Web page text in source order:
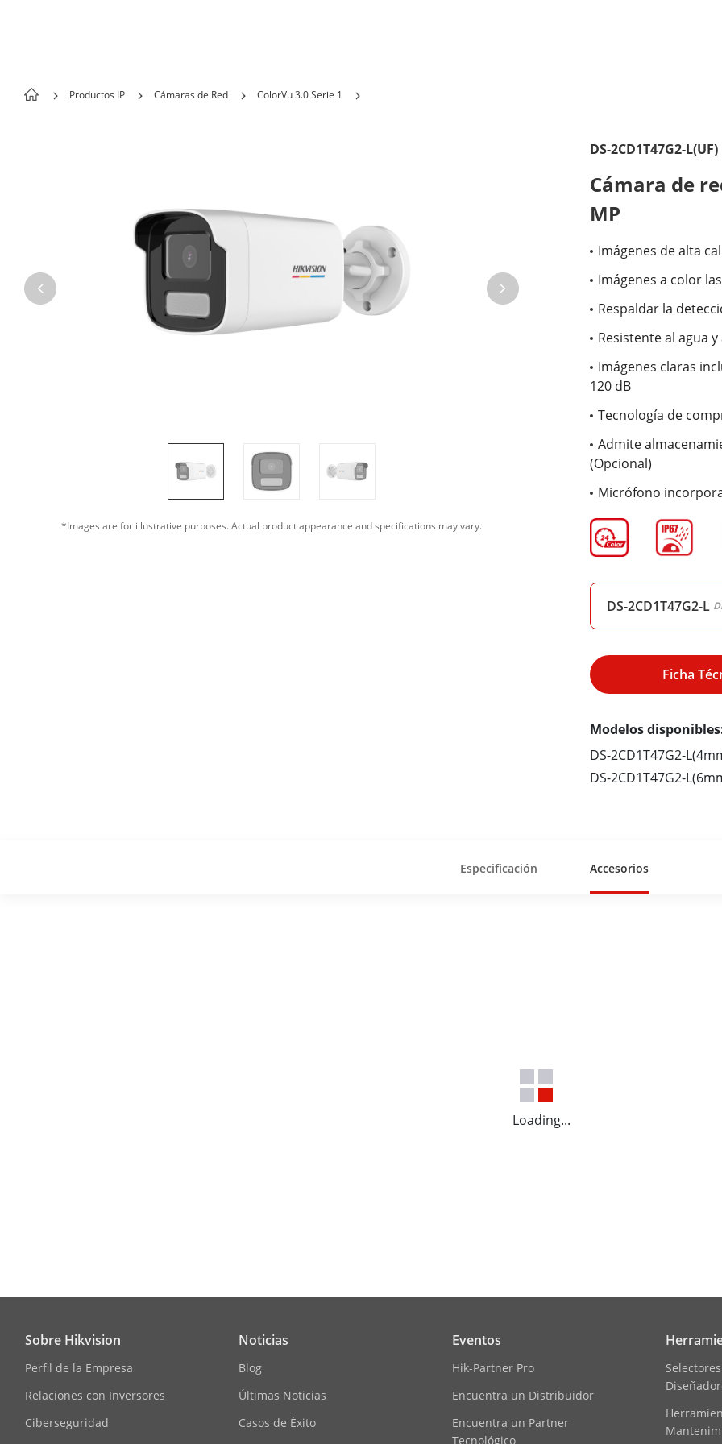
Productos IP Cámaras de Red ColorVu 3.0 Serie 1
*Images are for illustrative purposes. Actual product appearance and specifications may vary.
DS-2CD1T47G2-L(UF)
Cámara de
MP
Imágenes de alta
Imágenes a color
Respaldar la
Resistente al agua
Imágenes claras
120 dB
Tecnología de
Admite
(Opcional)
Micrófono
DS-2CD1T47G2-L
Ficha
Modelos
DS-2CD1T47G2-
DS-2CD1T47G2-
Especificación Accesorios
Loading...
Sobre Hikvision
Perfil de la Empresa
Relaciones con Inversores
Ciberseguridad
Noticias
Blog
Últimas Noticias
Casos de Éxito
Eventos
Hik-Partner Pro
Encuentra un Distribuidor
Encuentra un Partner
Tecnológico